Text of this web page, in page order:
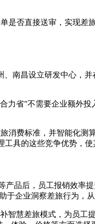
是否直接送审，实现差
南昌设立研发中心，
力省”不需要企业额外
消费标准，并智能化测
具的这些竞争优势，使
品后，员工报销效率
企业洞察差旅行为，
智慧差旅模式，为员工